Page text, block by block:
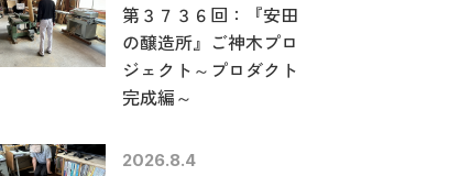
第３７３６回：『安田
の醸造所』ご神木プロ
ジェクト～プロダクト
完成編～
2026.8.4